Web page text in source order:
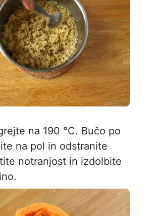
na 190 °C. Bučo po
na pol in odstranite
notranjost in izdolbite